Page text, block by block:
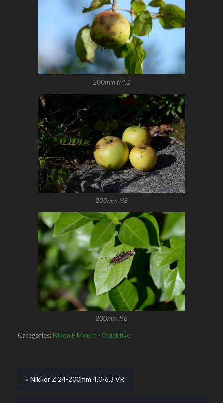
200mm f/4,2
200mm f/8
200mm f/8
Categories: Nikon F Mount - Objektive
« Nikkor Z 24-200mm 4,0-6,3 VR